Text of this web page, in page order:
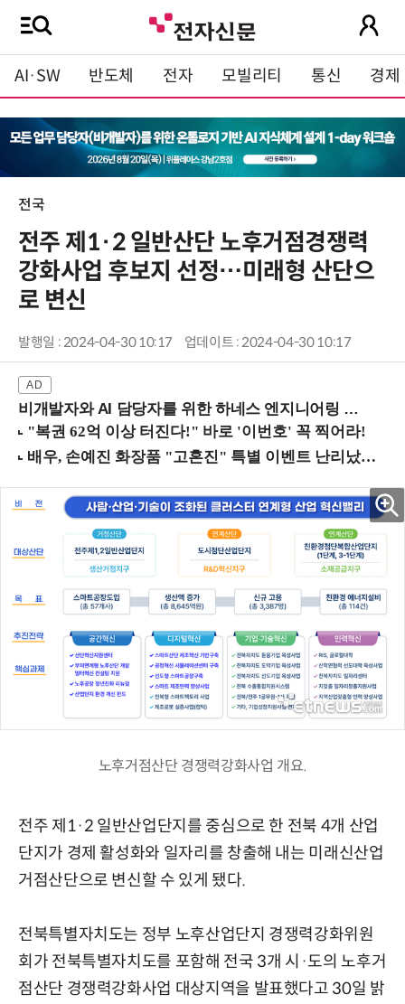
AI·SW 반도체 전자 모빌리티 통신 경제
전국
전주 제1·2 일반산단 노후거점경쟁력
강화사업 후보지 선정…미래형 산단으
로 변신
발행일 : 2024-04-30 10:17 업데이트 : 2024-04-30 10:17
비개발자와 AI 담당자를 위한 하네스 엔지니어링 입문과정 (8/20 신논현역)
노후거점산단 경쟁력강화사업 개요.
전주 제1·2 일반산업단지를 중심으로 한 전북 4개 산업
단지가 경제 활성화와 일자리를 창출해 내는 미래신산업
거점산단으로 변신할 수 있게 됐다.
전북특별자치도는 정부 노후산업단지 경쟁력강화위원
회가 전북특별자치도를 포함해 전국 3개 시·도의 노후거
점산단 경쟁력강화사업 대상지역을 발표했다고 30일 밝